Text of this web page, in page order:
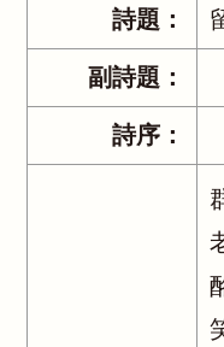
詩題：
副詩題：
詩序：